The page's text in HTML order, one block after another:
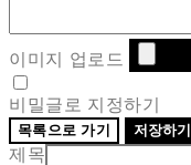
이미지 업로드
비밀글로 지정하기
목록으로 가기 저장하기
제목